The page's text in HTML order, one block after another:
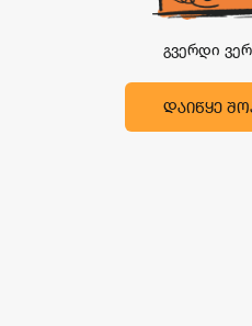
გვერდი
ᲓᲐᲘᲬᲧᲔ